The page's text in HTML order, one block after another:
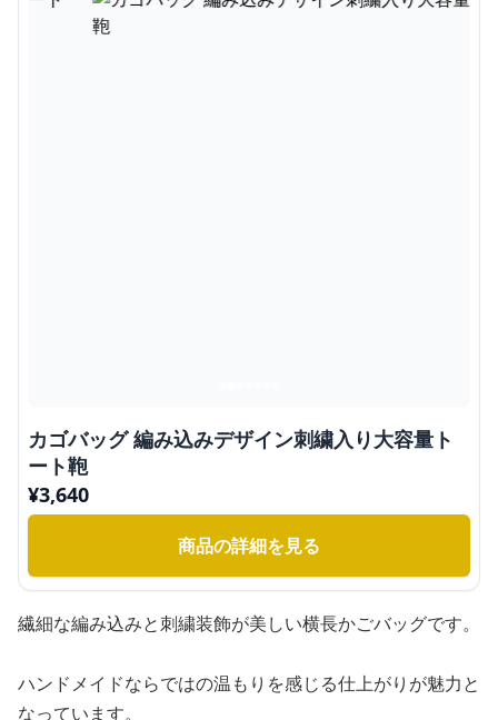
カゴバッグ 編み込みデザイン刺繍入り大容量ト
ート鞄
¥3,640
商品の詳細を見る
繊細な編み込みと刺繍装飾が美しい横長かごバッグです。
ハンドメイドならではの温もりを感じる仕上がりが魅力と
なっています。